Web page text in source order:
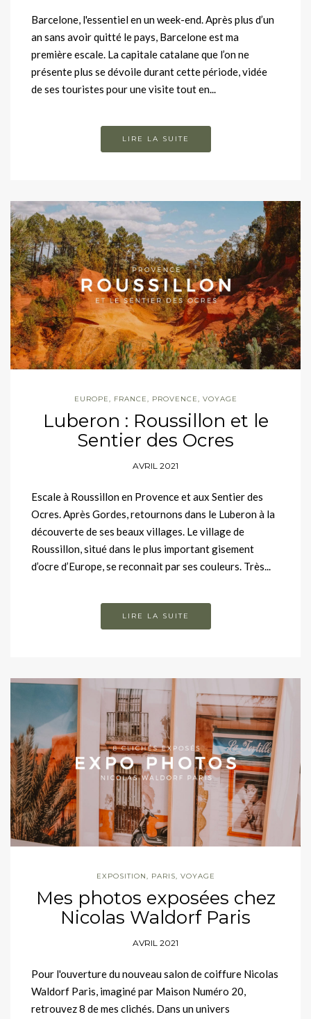
Barcelone, l'essentiel en un week-end. Après plus d’un
an sans avoir quitté le pays, Barcelone est ma
première escale. La capitale catalane que l’on ne
présente plus se dévoile durant cette période, vidée
de ses touristes pour une visite tout en...
LIRE LA SUITE
EUROPE, FRANCE, PROVENCE, VOYAGE
Luberon : Roussillon et le
Sentier des Ocres
AVRIL 2021
Escale à Roussillon en Provence et aux Sentier des
Ocres. Après Gordes, retournons dans le Luberon à la
découverte de ses beaux villages. Le village de
Roussillon, situé dans le plus important gisement
d’ocre d’Europe, se reconnait par ses couleurs. Très...
LIRE LA SUITE
EXPOSITION, PARIS, VOYAGE
Mes photos exposées chez
Nicolas Waldorf Paris
AVRIL 2021
Pour l'ouverture du nouveau salon de coiffure Nicolas
Waldorf Paris, imaginé par Maison Numéro 20,
retrouvez 8 de mes clichés. Dans un univers